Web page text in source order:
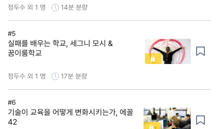
정두수 외 1 명 14분 분량
#5
실패를 배우는 학교, 세그니 모시 &
꿈이룸학교
정두수 외 1 명 17분 분량
#6
기술이 교육을 어떻게 변화시키는가, 에꼴
42